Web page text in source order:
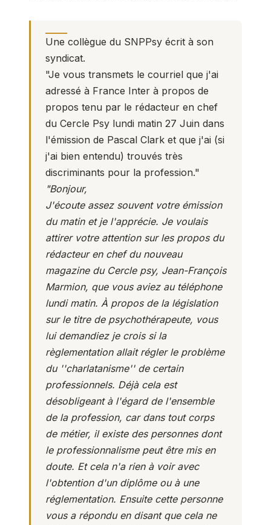
Une collègue du SNPPsy écrit à son
syndicat.
"Je vous transmets le courriel que j'ai
adressé à France Inter à propos de
propos tenu par le rédacteur en chef
du Cercle Psy lundi matin 27 Juin dans
l'émission de Pascal Clark et que j'ai (si
j'ai bien entendu) trouvés très
discriminants pour la profession."
"Bonjour,
J'écoute assez souvent votre émission
du matin et je l'apprécie. Je voulais
attirer votre attention sur les propos du
rédacteur en chef du nouveau
magazine du Cercle psy, Jean-François
Marmion, que vous aviez au téléphone
lundi matin. À propos de la législation
sur le titre de psychothérapeute, vous
lui demandiez je crois si la
règlementation allait régler le problème
du ''charlatanisme'' de certain
professionnels. Déjà cela est
désobligeant à l'égard de l'ensemble
de la profession, car dans tout corps
de métier, il existe des personnes dont
le professionnalisme peut être mis en
doute. Et cela n'a rien à voir avec
l'obtention d'un diplôme ou à une
réglementation. Ensuite cette personne
vous a répondu en disant que cela ne